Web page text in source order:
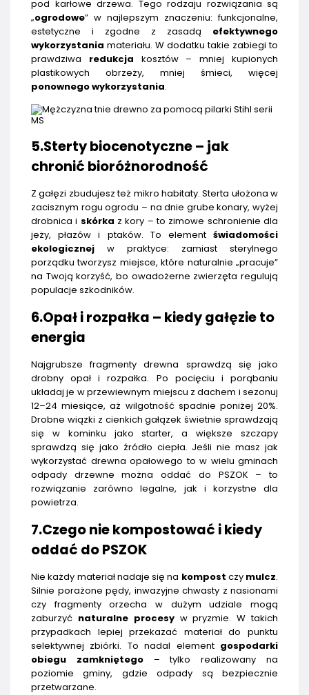
pod karłowe drzewa. Tego rodzaju rozwiązania są
„ogrodowe” w najlepszym znaczeniu: funkcjonalne,
estetyczne i zgodne z zasadą efektywnego
wykorzystania materiału. W dodatku takie zabiegi to
prawdziwa redukcja kosztów – mniej kupionych
plastikowych obrzeży, mniej śmieci, więcej
ponownego wykorzystania.
5.Sterty biocenotyczne – jak
chronić bioróżnorodność
Z gałęzi zbudujesz też mikro habitaty. Sterta ułożona w
zacisznym rogu ogrodu – na dnie grube konary, wyżej
drobnica i skórka z kory – to zimowe schronienie dla
jeży, płazów i ptaków. To element świadomości
ekologicznej w praktyce: zamiast sterylnego
porządku tworzysz miejsce, które naturalnie „pracuje”
na Twoją korzyść, bo owadożerne zwierzęta regulują
populacje szkodników.
6.Opał i rozpałka – kiedy gałęzie to
energia
Najgrubsze fragmenty drewna sprawdzą się jako
drobny opał i rozpałka. Po pocięciu i porąbaniu
układaj je w przewiewnym miejscu z dachem i sezonuj
12–24 miesiące, aż wilgotność spadnie poniżej 20%.
Drobne wiązki z cienkich gałązek świetnie sprawdzają
się w kominku jako starter, a większe szczapy
sprawdzą się jako źródło ciepła. Jeśli nie masz jak
wykorzystać drewna opałowego to w wielu gminach
odpady drzewne można oddać do PSZOK – to
rozwiązanie zarówno legalne, jak i korzystne dla
powietrza.
7.Czego nie kompostować i kiedy
oddać do PSZOK
Nie każdy materiał nadaje się na kompost czy mulcz.
Silnie porażone pędy, inwazyjne chwasty z nasionami
czy fragmenty orzecha w dużym udziale mogą
zaburzyć naturalne procesyw pryzmie. W takich
przypadkach lepiej przekazać materiał do punktu
selektywnej zbiórki. To nadal element gospodarki
obiegu zamkniętego– tylko realizowany na
poziomie gminy, gdzie odpady są bezpiecznie
przetwarzane.